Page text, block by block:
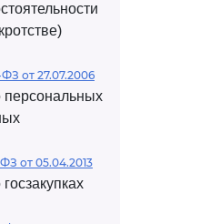
ФЗ от 27.07.2006
персональных
от 05.04.2013